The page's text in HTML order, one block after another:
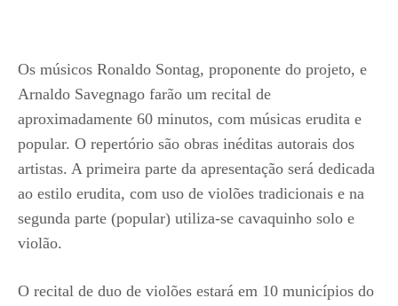
Os músicos Ronaldo Sontag, proponente do projeto, e
Arnaldo Savegnago farão um recital de
aproximadamente 60 minutos, com músicas erudita e
popular. O repertório são obras inéditas autorais dos
artistas. A primeira parte da apresentação será dedicada
ao estilo erudita, com uso de violões tradicionais e na
segunda parte (popular) utiliza-se cavaquinho solo e
violão.
O recital de duo de violões estará em 10 municípios do